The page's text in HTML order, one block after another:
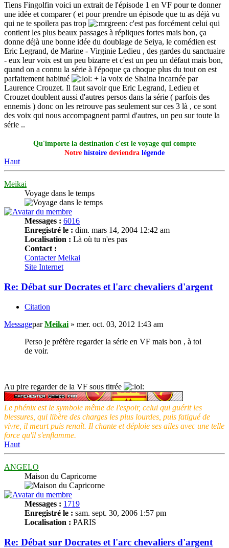
Tiens Fingolfin voici un extrait de l'épisode 1 en VF pour te donner
une idée et comparer ( et pour prendre un épisode que tu as déjà vu
qui ne te spoilera pas trop
c'est pas forcément celui qui
contient les plus beaux passages à répliques fortes mais bon, ça
donne déjà une bonne idée du doublage de Seiya, le comédien est
Eric Legrand, de Marine - Virginie Ledieu , des gardes du sanctuaire
- eux leur voix est un peu bizarre et c'est un peu un défaut mais bon,
quand on a connu la série à l'époque ça choque plus du tout on est
parfaitement habitué
+ la voix de Shaina incarnée par
Laurence Crouzet. Il faut savoir que Eric Legrand, Ledieu et
Crouzet doublent aussi d'autres persos dans la série ( parfois des
ennemis ) donc on les retrouve pas seulement sur ces 3 là , ce sont
des voix qui nous accompagnent parmi d'autres, un peu sur toute la
série ..
Qu'importe la destination c'est le voyage qui compte
Notre histoire deviendra légende
Haut
Meikai
Voyage dans le temps
Messages : 6016
Enregistré le : dim. mars 14, 2004 12:42 am
Localisation : Là où tu n'es pas
Contact :
Contacter Meikai
Site Internet
Re: Débat sur Docrates et l'arc chevaliers d'argent
Citation
MessageparMeikai » mer. oct. 03, 2012 1:43 am
Perso je préfère regarder la série en VF mais bon , à toi
de voir.
Au pire regarder de la VF sous titrée
Le phénix est le symbole même de l'espoir, celui qui guérit les
blessures, qui libère des charges les plus lourdes, puis fatigué de
vivre, il meurt puis renaît. Il chante et déploie ses ailes avec une telle
force qu'il s'enflamme.
Haut
ANGELO
Maison du Capricorne
Messages : 1719
Enregistré le : sam. sept. 30, 2006 1:57 pm
Localisation : PARIS
Re: Débat sur Docrates et l'arc chevaliers d'argent